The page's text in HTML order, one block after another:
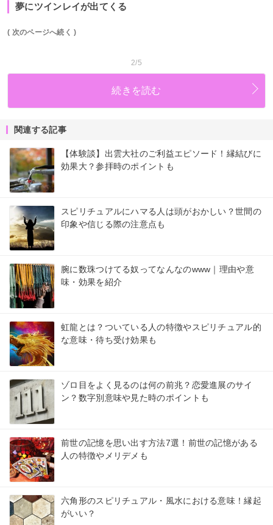
夢にツインレイが出てくる
( 次のページへ続く )
2/5
続きを読む
関連する記事
【体験談】出雲大社のご利益エピソード！縁結びに
効果大？参拝時のポイントも
スピリチュアルにハマる人は頭がおかしい？世間の
印象や信じる際の注意点も
腕に数珠つけてる奴ってなんなのwww｜理由や意
味・効果を紹介
虹龍とは？ついている人の特徴やスピリチュアル的
な意味・待ち受け効果も
ゾロ目をよく見るのは何の前兆？恋愛進展のサイ
ン？数字別意味や見た時のポイントも
前世の記憶を思い出す方法7選！前世の記憶がある
人の特徴やメリデメも
六角形のスピリチュアル・風水における意味！縁起
がいい？